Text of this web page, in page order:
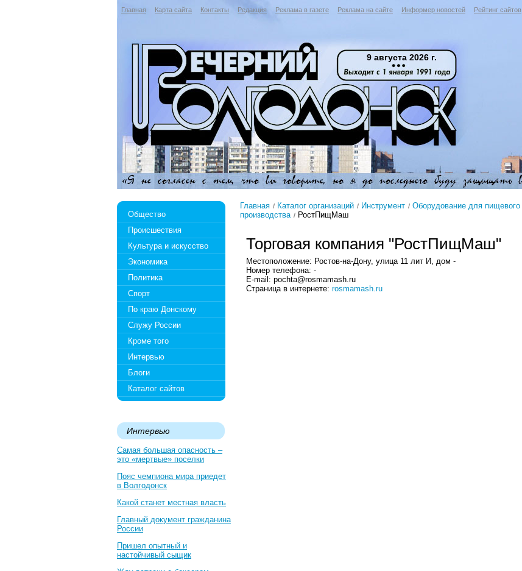
Главная Карта сайта Контакты Редакция Реклама в газете Реклама на сайте Информер новостей Рейтинг сайтов
9 августа 2026 г.
Общество
Происшествия
Культура и искусство
Экономика
Политика
Спорт
По краю Донскому
Служу России
Кроме того
Интервью
Блоги
Каталог сайтов
Интервью
Самая большая опасность –
это «мертвые» поселки
Пояс чемпиона мира приедет
в Волгодонск
Какой станет местная власть
Главный документ гражданина
России
Пришел опытный и
настойчивый сыщик
Главная Каталог организаций Инструмент
Оборудование для пищевого
производства
РостПищМаш
Торговая компания "РостПищМаш"
Местоположение: Ростов-на-Дону, улица 11 лит И, дом -
Номер телефона: -
E-mail: pochta@rosmamash.ru
Страница в интернете: rosmamash.ru